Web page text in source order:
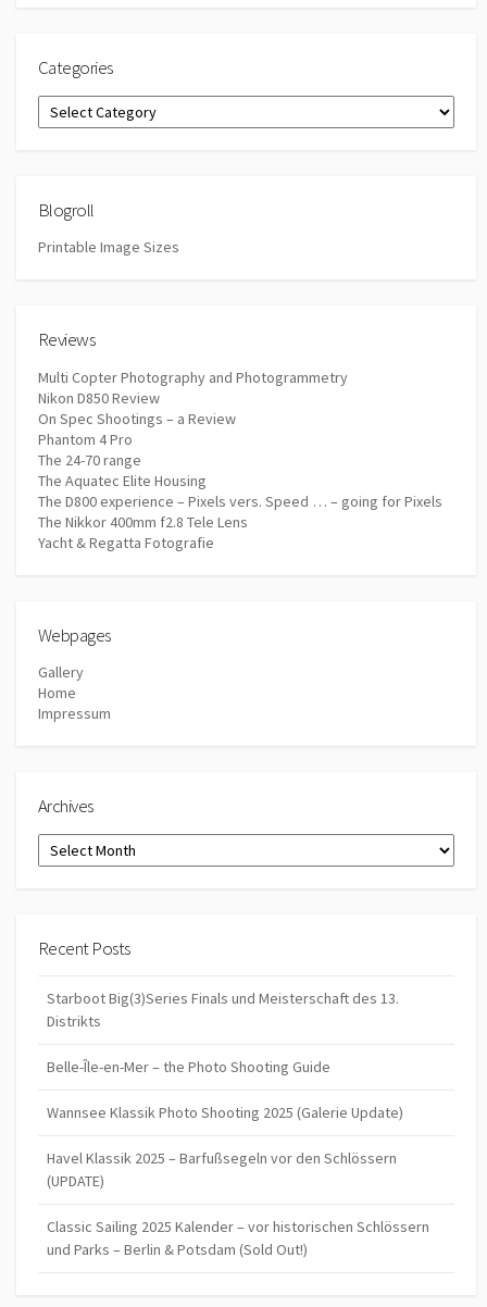
Categories
Categories
Blogroll
Printable Image Sizes
Reviews
Multi Copter Photography and Photogrammetry
Nikon D850 Review
On Spec Shootings – a Review
Phantom 4 Pro
The 24-70 range
The Aquatec Elite Housing
The D800 experience – Pixels vers. Speed … – going for Pixels
The Nikkor 400mm f2.8 Tele Lens
Yacht & Regatta Fotografie
Webpages
Gallery
Home
Impressum
Archives
Archives
Recent Posts
Starboot Big(3)Series Finals und Meisterschaft des 13.
Distrikts
Belle-Île-en-Mer – the Photo Shooting Guide
Wannsee Klassik Photo Shooting 2025 (Galerie Update)
Havel Klassik 2025 – Barfußsegeln vor den Schlössern
(UPDATE)
Classic Sailing 2025 Kalender – vor historischen Schlössern
und Parks – Berlin & Potsdam (Sold Out!)